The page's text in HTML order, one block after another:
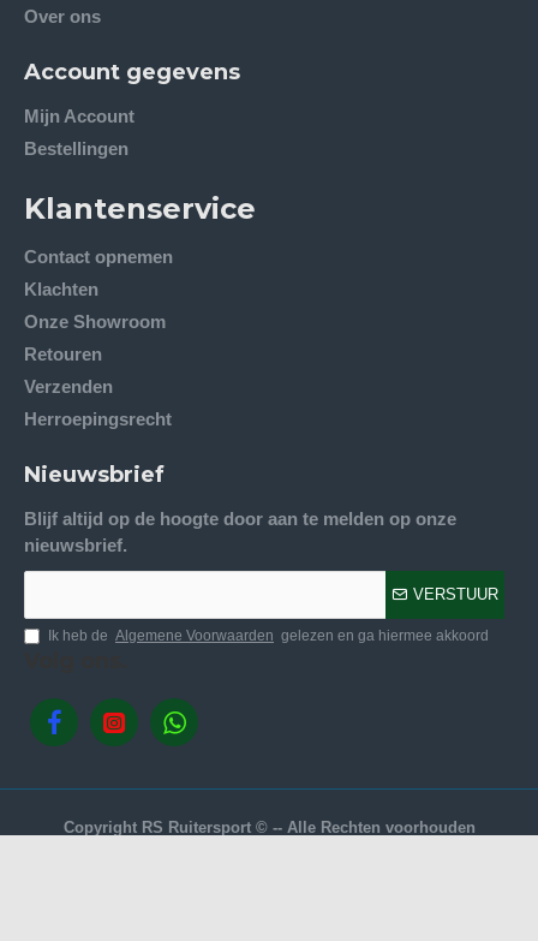
Over ons
Account gegevens
Mijn Account
Bestellingen
Klantenservice
Contact opnemen
Klachten
Onze Showroom
Retouren
Verzenden
Herroepingsrecht
Nieuwsbrief
Blijf altijd op de hoogte door aan te melden op onze
nieuwsbrief.
VERSTUUR
Ik heb de Algemene Voorwaarden gelezen en ga hiermee akkoord
Copyright RS Ruitersport © -- Alle Rechten voorhouden